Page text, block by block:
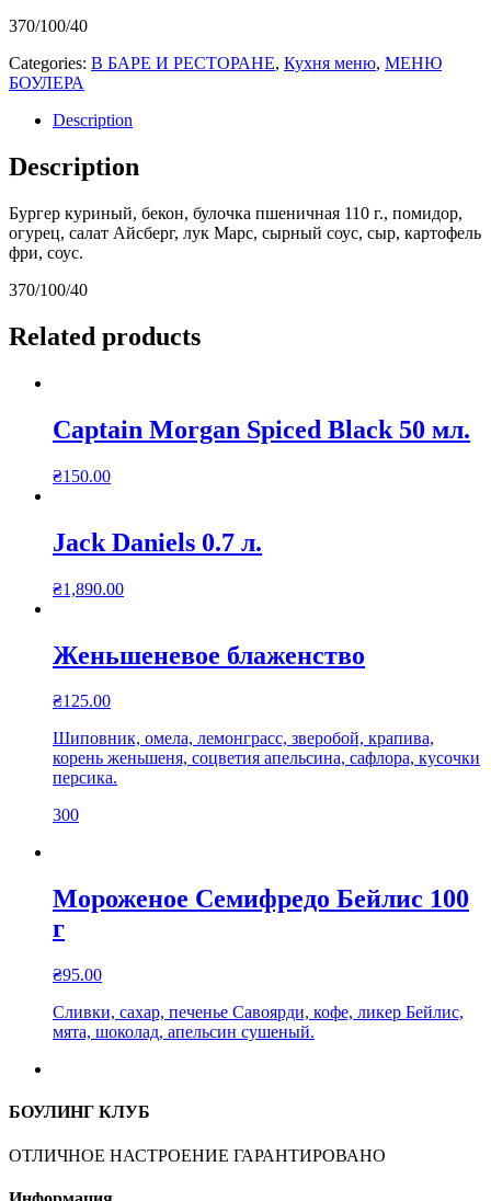
370/100/40
Categories: В БАРЕ И РЕСТОРАНЕ, Кухня меню, МЕНЮ
БОУЛЕРА
Description
Description
Бургер куриный, бекон, булочка пшеничная 110 г., помидор,
огурец, салат Айсберг, лук Марс, сырный соус, сыр, картофель
фри, соус.
370/100/40
Related products
Captain Morgan Spiced Black 50 мл.
₴150.00
Jack Daniels 0.7 л.
₴1,890.00
Женьшеневое блаженство
₴125.00
Шиповник, омела, лемонграсс, зверобой, крапива,
корень женьшеня, соцветия апельсина, сафлора, кусочки
персика.
300
Мороженое Семифредо Бейлис 100
г
₴95.00
Сливки, сахар, печенье Савоярди, кофе, ликер Бейлис,
мята, шоколад, апельсин сушеный.
БОУЛИНГ КЛУБ
ОТЛИЧНОЕ НАСТРОЕНИЕ ГАРАНТИРОВАНО